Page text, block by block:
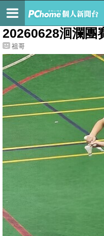
最新文章
20260628洄瀾團
祖哥